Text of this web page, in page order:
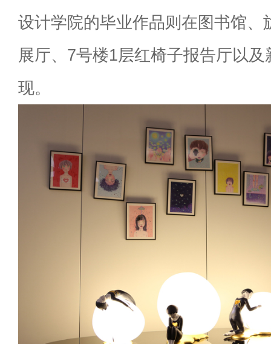
设计学院的毕业作品则在图书馆、
展厅、7号楼1层红椅子报告厅以
现。